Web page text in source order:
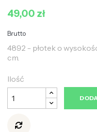
49,00 zł
Brutto
4892 - płotek o
cm.
Ilość